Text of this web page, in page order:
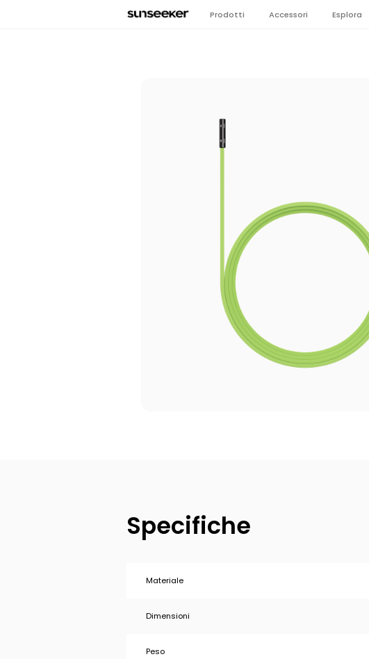
Prodotti Accessori Esplora
Specifiche
Materiale
Dimensioni
Peso